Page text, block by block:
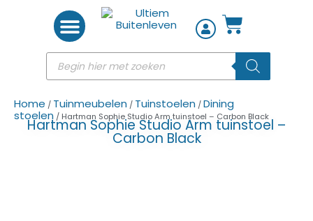
Home / Tuinmeubelen / Tuinstoelen /Dining
stoelen / Hartman Sophie Studio Arm tuinstoel – Carbon Black
Hartman Sophie Studio Arm tuinstoel –
Carbon Black